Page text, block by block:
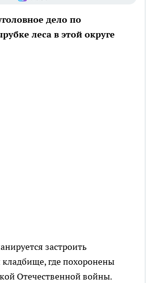
дело по
леса в этой округе
застроить
где похоронены
Отечественной войны.